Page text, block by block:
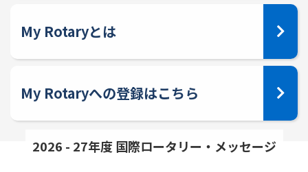
My Rotaryとは
My Rotaryへの登録はこちら
2026 - 27年度 国際ロータリー・メッセージ